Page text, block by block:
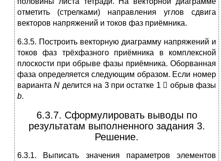
отметить (стрелками) направления углов сдвига
векторов напряжений и токов фаз приёмника.
6.3.5. Построить векторную диаграмму напряжений и
токов фаз трёхфазного приёмника в комплексной
плоскости при обрыве фазы приёмника. Оборванная
фаза определяется следующим образом. Если номер
вариантаN делится на 3 при остатке 1  обрыв фазы
b.
6.3.7. Сформулировать выводы по
результатам выполненного задания 3.
Решение.
6.3.1. Выписать значения параметров элементов